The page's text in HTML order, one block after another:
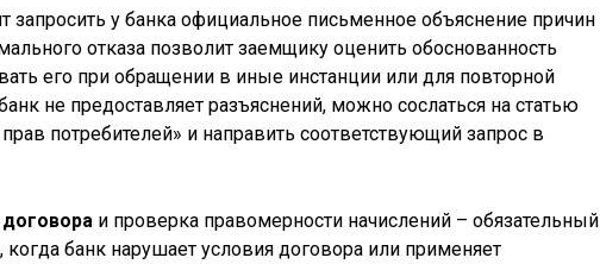
запросить у банка официальное письменное объяснение причин
отказа позволит заемщику оценить обоснованность
его при обращении в иные инстанции или для повторной
не предоставляет разъяснений, можно сослаться на статью
потребителей» и направить соответствующий запрос в
и проверка правомерности начислений – обязательный
когда банк нарушает условия договора или применяет